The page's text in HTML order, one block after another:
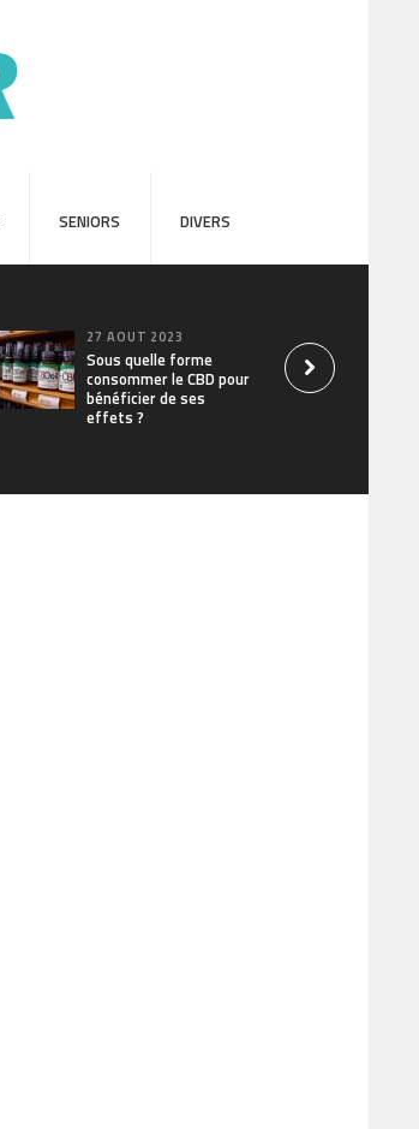
SENIORS DIVERS
27 AOÛT 2023
Sous quelle forme
consommer le CBD pour
bénéficier de ses
effets ?